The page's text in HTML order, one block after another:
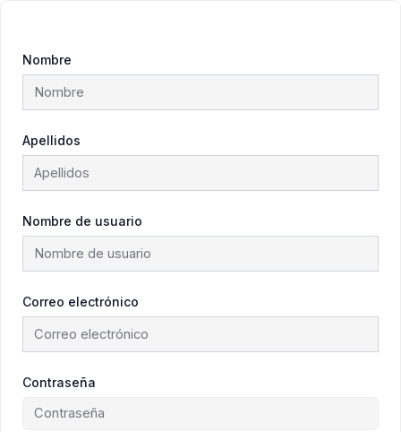
Nombre
Apellidos
Nombre de usuario
Correo electrónico
Contraseña